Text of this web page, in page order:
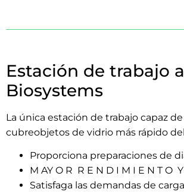
Estación de trabajo
Biosystems
La única estación de trabajo capaz
cubreobjetos de vidrio más rápido
Proporciona preparaciones de
M AY O R R E N D I M I E N T O
Satisfaga las demandas de